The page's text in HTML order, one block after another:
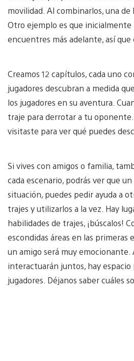
movilidad. Al combinarlos, una de
Otro ejemplo es que
encuentres más adelante, así
Creamos 12 capítulos, cada uno
jugadores descubran a medida
los jugadores en su aventura.
traje para derrotar a tu
visitaste para ver qué puedes
Si vives con amigos o familia,
cada escenario, podrás ver que
situación, puedes pedir ayuda a
trajes y utilizarlos a la vez. Hay
habilidades de trajes, ¡búscalos!
escondidas áreas en las primeras
un amigo será muy emocionante.
interactuarán juntos, hay espacio
jugadores. Déjanos saber cuáles